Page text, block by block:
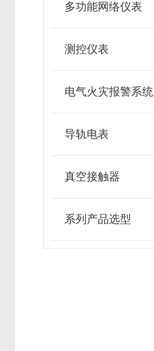
多功能网络仪表
测控仪表
电气火灾报警系统
导轨电表
真空接触器
系列产品选型